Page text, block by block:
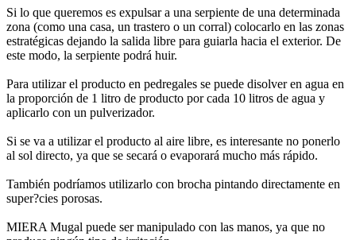
Si lo que queremos es expulsar a una serpiente de una determinada
zona (como una casa, un trastero o un corral) colocarlo en las zonas
estratégicas dejando la salida libre para guiarla hacia el exterior. De
este modo, la serpiente podrá huir.
Para utilizar el producto en pedregales se puede disolver en agua en
la proporción de 1 litro de producto por cada 10 litros de agua y
aplicarlo con un pulverizador.
Si se va a utilizar el producto al aire libre, es interesante no ponerlo
al sol directo, ya que se secará o evaporará mucho más rápido.
También podríamos utilizarlo con brocha pintando directamente en
super?cies porosas.
MIERA Mugal puede ser manipulado con las manos, ya que no